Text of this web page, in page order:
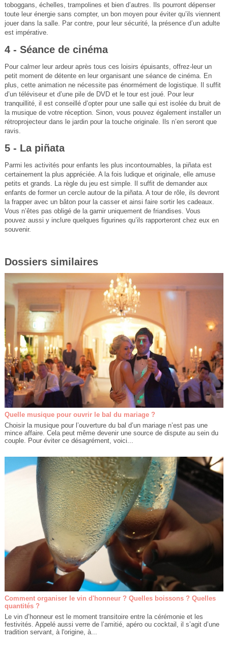
toboggans, échelles, trampolines et bien d’autres. Ils pourront dépenser
toute leur énergie sans compter, un bon moyen pour éviter qu’ils viennent
jouer dans la salle. Par contre, pour leur sécurité, la présence d’un adulte
est impérative.
4 - Séance de cinéma
Pour calmer leur ardeur après tous ces loisirs épuisants, offrez-leur un
petit moment de détente en leur organisant une séance de cinéma. En
plus, cette animation ne nécessite pas énormément de logistique. Il suffit
d’un téléviseur et d’une pile de DVD et le tour est joué. Pour leur
tranquillité, il est conseillé d’opter pour une salle qui est isolée du bruit de
la musique de votre réception. Sinon, vous pouvez également installer un
rétroprojecteur dans le jardin pour la touche originale. Ils n’en seront que
ravis.
5 - La piñata
Parmi les activités pour enfants les plus incontournables, la piñata est
certainement la plus appréciée. A la fois ludique et originale, elle amuse
petits et grands. La règle du jeu est simple. Il suffit de demander aux
enfants de former un cercle autour de la piñata. A tour de rôle, ils devront
la frapper avec un bâton pour la casser et ainsi faire sortir les cadeaux.
Vous n’êtes pas obligé de la garnir uniquement de friandises. Vous
pouvez aussi y inclure quelques figurines qu’ils rapporteront chez eux en
souvenir.
Dossiers similaires
Quelle musique pour ouvrir le bal du mariage ?
Choisir la musique pour l’ouverture du bal d’un mariage n’est pas une
mince affaire. Cela peut même devenir une source de dispute au sein du
couple. Pour éviter ce désagrément, voici...
Comment organiser le vin d'honneur ? Quelles boissons ? Quelles
quantités ?
Le vin d’honneur est le moment transitoire entre la cérémonie et les
festivités. Appelé aussi verre de l’amitié, apéro ou cocktail, il s’agit d’une
tradition servant, à l'origine, à...